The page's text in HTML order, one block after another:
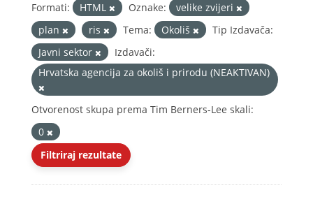
Formati: HTML Oznake:
velike zvijeri
plan
ris Tema: Okoliš
Tip Izdavača:
Javni sektor
Izdavači:
Hrvatska agencija za okoliš i prirodu (NEAKTIVAN)
Otvorenost skupa prema Tim Berners-Lee skali:
0
Filtriraj rezultate